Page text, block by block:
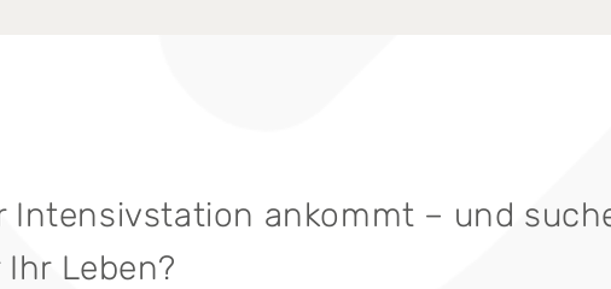
Intensivstation ankommt – und
Leben?